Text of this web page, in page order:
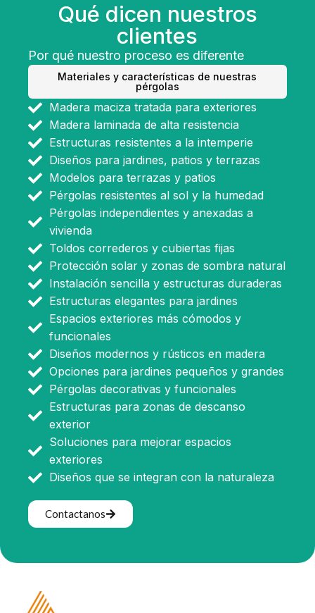
Qué dicen nuestros
clientes
Por qué nuestro proceso es diferente
Materiales y características de nuestras
pérgolas
Madera maciza tratada para exteriores
Madera laminada de alta resistencia
Estructuras resistentes a la intemperie
Diseños para jardines, patios y terrazas
Modelos para terrazas y patios
Pérgolas resistentes al sol y la humedad
Pérgolas independientes y anexadas a
vivienda
Toldos correderos y cubiertas fijas
Protección solar y zonas de sombra natural
Instalación sencilla y estructuras duraderas
Estructuras elegantes para jardines
Espacios exteriores más cómodos y
funcionales
Diseños modernos y rústicos en madera
Opciones para jardines pequeños y grandes
Pérgolas decorativas y funcionales
Estructuras para zonas de descanso
exterior
Soluciones para mejorar espacios
exteriores
Diseños que se integran con la naturaleza
Contactanos